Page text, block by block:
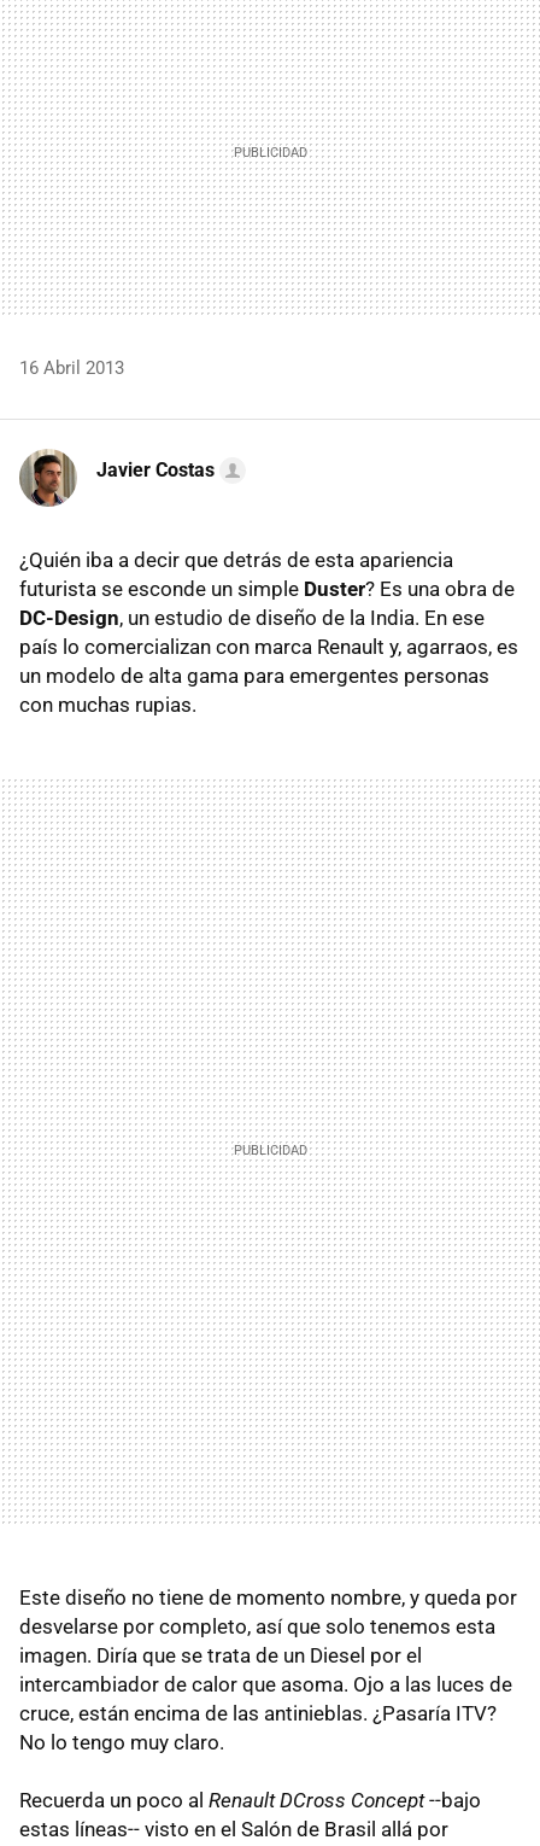
MAIL
16 Abril 2013
Javier Costas
¿Quién iba a decir que detrás de esta apariencia
futurista se esconde un simple Duster? Es una obra de
DC-Design, un estudio de diseño de la India. En ese
país lo comercializan con marca Renault y, agarraos, es
un modelo de alta gama para emergentes personas
con muchas rupias.
Este diseño no tiene de momento nombre, y queda por
desvelarse por completo, así que solo tenemos esta
imagen. Diría que se trata de un Diesel por el
intercambiador de calor que asoma. Ojo a las luces de
cruce, están encima de las antinieblas. ¿Pasaría ITV?
No lo tengo muy claro.
Recuerda un poco al Renault DCross Concept--bajo
estas líneas-- visto en el Salón de Brasil allá por